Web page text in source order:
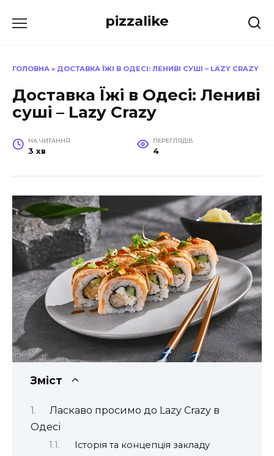
до
pizzalike
ГОЛОВНА » ДОСТАВКА ЇЖІ В ОДЕСІ: ЛЕНИВІ СУШІ – LAZY CRAZY
Доставка Їжі в Одесі: Лениві
суші – Lazy Crazy
НА ЧИТАННЯ
3 хв
ПЕРЕГЛЯДІВ
4
Зміст
Ласкаво просимо до Lazy Crazy в
Одесі
Історія та концепція закладу